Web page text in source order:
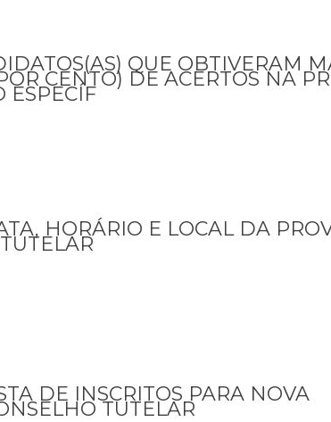
QUE OBTIVERAM
CENTO) DE ACERTOS NA
ESPECÍF
HORÁRIO E LOCAL DA
DE INSCRITOS PARA NOVA
TUTELAR